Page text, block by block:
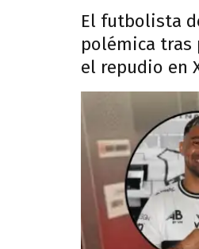
El futbolista
polémica tras
el repudio en